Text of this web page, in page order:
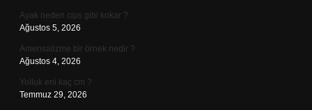
Ayak neden cips gibi kokar ?
Ağustos 5, 2026
Amensalizme bir örnek nedir ?
Ağustos 4, 2026
Yolluk eni kaç cm ?
Temmuz 29, 2026